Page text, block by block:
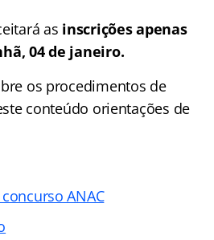
as inscrições apenas
04 de janeiro.
os procedimentos de
conteúdo orientações de
ANAC